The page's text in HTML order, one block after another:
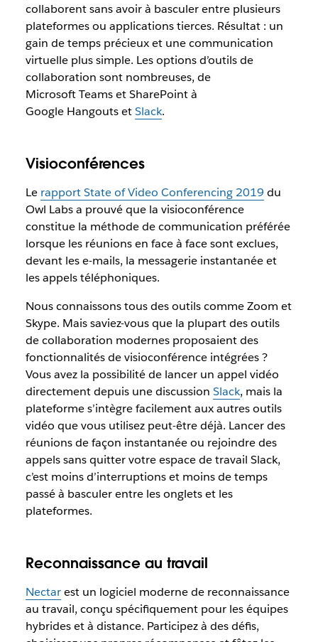
collaborent sans avoir à basculer entre plusieurs
plateformes ou applications tierces. Résultat : un
gain de temps précieux et une communication
virtuelle plus simple. Les options d’outils de
collaboration sont nombreuses, de
Microsoft Teams et SharePoint à
Google Hangouts etSlack.
Visioconférences
Le rapport State of Video Conferencing 2019 du
Owl Labs a prouvé que la visioconférence
constitue la méthode de communication préférée
lorsque les réunions en face à face sont exclues,
devant les e-mails, la messagerie instantanée et
les appels téléphoniques.
Nous connaissons tous des outils comme Zoom et
Skype. Mais saviez-vous que la plupart des outils
de collaboration modernes proposaient des
fonctionnalités de visioconférence intégrées ?
Vous avez la possibilité de lancer un appel vidéo
directement depuis une discussion Slack, mais la
plateforme s’intègre facilement aux autres outils
vidéo que vous utilisez peut-être déjà. Lancer des
réunions de façon instantanée ou rejoindre des
appels sans quitter votre espace de travail Slack,
c’est moins d’interruptions et moins de temps
passé à basculer entre les onglets et les
plateformes.
Reconnaissance au travail
Nectarest un logiciel moderne de reconnaissance
au travail, conçu spécifiquement pour les équipes
hybrides et à distance. Participez à des défis,